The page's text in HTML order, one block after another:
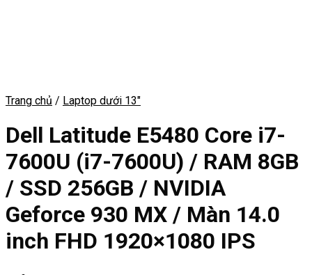
Trang chủ / Laptop dưới 13"
Dell Latitude E5480 Core i7-
7600U (i7-7600U) / RAM 8GB
/ SSD 256GB / NVIDIA
Geforce 930 MX / Màn 14.0
inch FHD 1920×1080 IPS